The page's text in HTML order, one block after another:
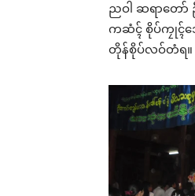
ညဝါ ဆရာတော်
ကဆံၚ် စိုပ်ကၠုၚ်ဒ
တိုန်စိုပ်လဝ်တံရ။